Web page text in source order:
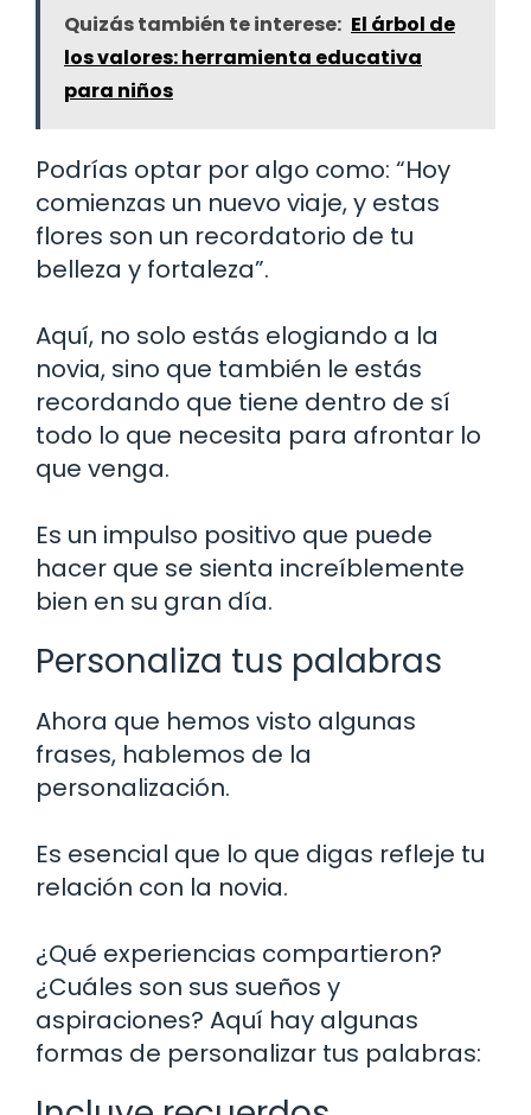
Quizás también te interese: El árbol de
los valores: herramienta educativa
para niños
Podrías optar por algo como: “Hoy
comienzas un nuevo viaje, y estas
flores son un recordatorio de tu
belleza y fortaleza”.
Aquí, no solo estás elogiando a la
novia, sino que también le estás
recordando que tiene dentro de sí
todo lo que necesita para afrontar lo
que venga.
Es un impulso positivo que puede
hacer que se sienta increíblemente
bien en su gran día.
Personaliza tus palabras
Ahora que hemos visto algunas
frases, hablemos de la
personalización.
Es esencial que lo que digas refleje tu
relación con la novia.
¿Qué experiencias compartieron?
¿Cuáles son sus sueños y
aspiraciones? Aquí hay algunas
formas de personalizar tus palabras: